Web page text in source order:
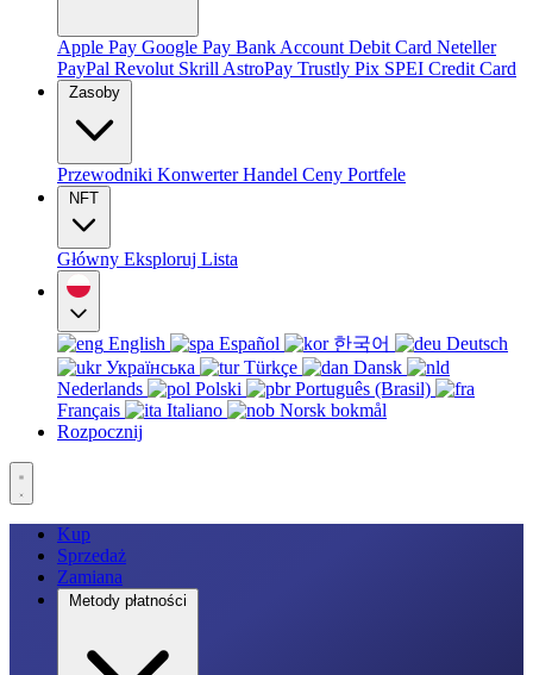
Apple Pay Google Pay Bank Account Debit Card Neteller
PayPal Revolut Skrill AstroPay Trustly Pix SPEI Credit Card
Zasoby
Przewodniki KonwerterHandel Ceny Portfele
NFT
Główny Eksploruj Lista
English Español 한국어
Deutsch
Українська
Türkçe
Dansk
Nederlands
Polski
Português (Brasil)
Français
Italiano
Norsk bokmål
Rozpocznij
Kup
Sprzedaż
Zamiana
Metody płatności